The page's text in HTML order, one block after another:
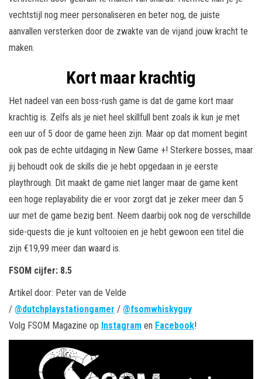
vechtstijl nog meer personaliseren en beter nog, de juiste
aanvallen versterken door de zwakte van de vijand jouw kracht te
maken.
Kort maar krachtig
Het nadeel van een boss-rush game is dat de game kort maar
krachtig is. Zelfs als je niet heel skillfull bent zoals ik kun je met
een uur of 5 door de game heen zijn. Maar op dat moment begint
ook pas de echte uitdaging in New Game +! Sterkere bosses, maar
jij behoudt ook de skills die je hebt opgedaan in je eerste
playthrough. Dit maakt de game niet langer maar de game kent
een hoge replayability die er voor zorgt dat je zeker meer dan 5
uur met de game bezig bent. Neem daarbij ook nog de verschillde
side-quests die je kunt voltooien en je hebt gewoon een titel die
zijn €19,99 meer dan waard is.
FSOM cijfer: 8.5
Artikel door: Peter van de Velde
/ @dutchplaystationgamer / @fsomwhiskyguy
Volg FSOM Magazine op Instagram en Facebook!